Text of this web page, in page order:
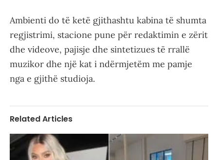
Ambienti do të ketë gjithashtu kabina të shumta
regjistrimi, stacione pune për redaktimin e zërit
dhe videove, pajisje dhe sintetizues të rrallë
muzikor dhe një kat i ndërmjetëm me pamje
nga e gjithë studioja.
Related Articles